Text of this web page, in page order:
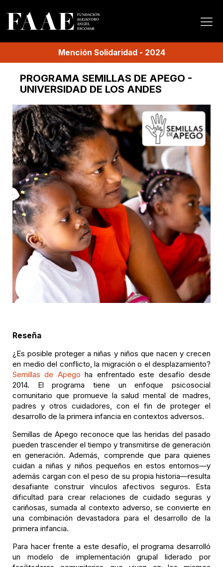
Mención Solidaridad- 2024
PROGRAMA SEMILLAS DE APEGO -
UNIVERSIDAD DE LOS ANDES
Reseña
¿Es posible proteger a niñas y niños que nacen y crecen
en medio del conflicto, la migración o el desplazamiento?
Semillas de Apego ha enfrentado este desafío desde
2014. El programa tiene un enfoque psicosocial
comunitario que promueve la salud mental de madres,
padres y otros cuidadores, con el fin de proteger el
desarrollo de la primera infancia en contextos adversos.
Semillas de Apego reconoce que las heridas del pasado
pueden trascender el tiempo y transmitirse de generación
en generación. Además, comprende que para quienes
cuidan a niñas y niños pequeños en estos entornos—y
además cargan con el peso de su propia historia—resulta
desafiante construir vínculos afectivos seguros. Esta
dificultad para crear relaciones de cuidado seguras y
cariñosas, sumada al contexto adverso, se convierte en
una combinación devastadora para el desarrollo de la
primera infancia.
Para hacer frente a este desafío, el programa desarrolló
un modelo de implementación grupal liderado por